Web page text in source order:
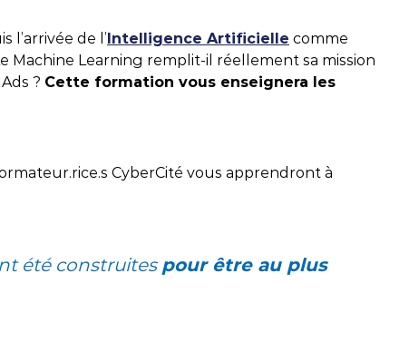
DÉCOUVRIR
DÉCOUVRIR
TÉLÉCHARGER
de l’Intelligence Artificielle comme
Machine Learning remplit-il réellement sa mission
? Cette formation vous enseignera les
CyberCité vous apprendront à
été construites pour être au plus